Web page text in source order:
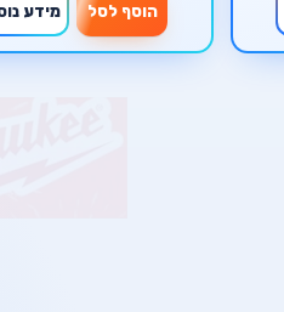
הוסף לסל מידע